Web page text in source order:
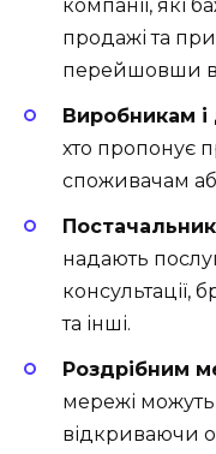
компанії, які
продажі та
перейшовши в
Виробникам
хто пропонує
споживачам
надають
консультації,
та інші.
Роздрібним
мережі
відкриваючи